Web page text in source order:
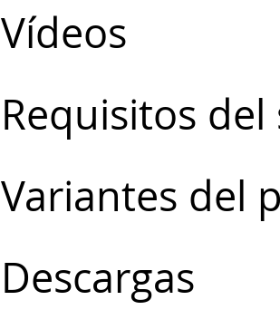
Vídeos
Requisitos
Variantes del
Descargas